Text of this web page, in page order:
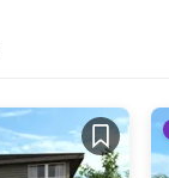
Guardar